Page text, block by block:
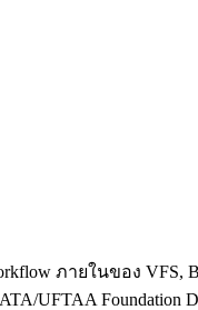
ภายในของ VFS,
UFTAA Foundation